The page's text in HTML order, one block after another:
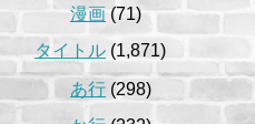
漫画 (71)
タイトル (1,871)
あ行 (298)